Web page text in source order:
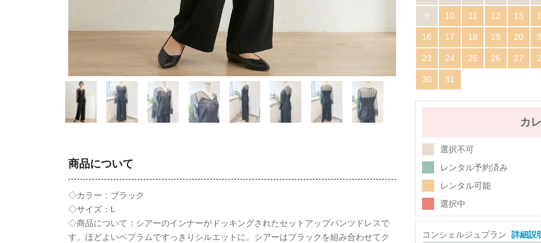
商品について
◇カラー：ブラック
◇サイズ：L
◇商品について：シアーのインナーがドッキングされたセットアップパンツドレスで
す。ほどよいペプラムですっきりシルエットに。シアーはブラックを組み合わせてク
9 10 11 12 13
16 17 18 19 20
23 24 25 26 27
30 31
カ
選択不可
レンタル予約済み
レンタル可能
選択中
コンシェルジュプラン 詳細説